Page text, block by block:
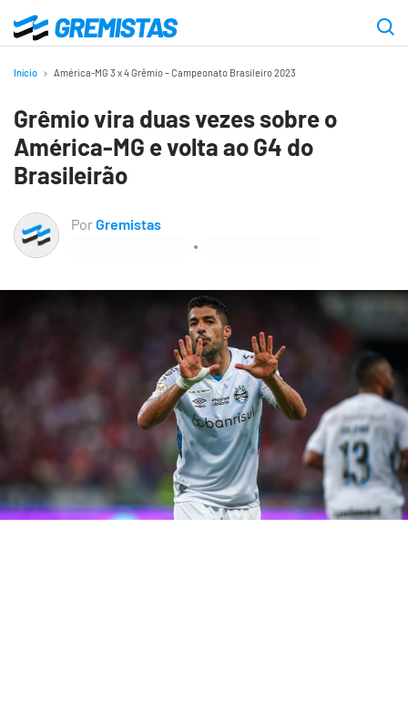
para
principal
Gremistas
Início América-MG 3 x 4 Grêmio – Campeonato Brasileiro 2023
Grêmio vira duas vezes sobre o
América-MG e volta ao G4 do
Brasileirão
PorGremistas